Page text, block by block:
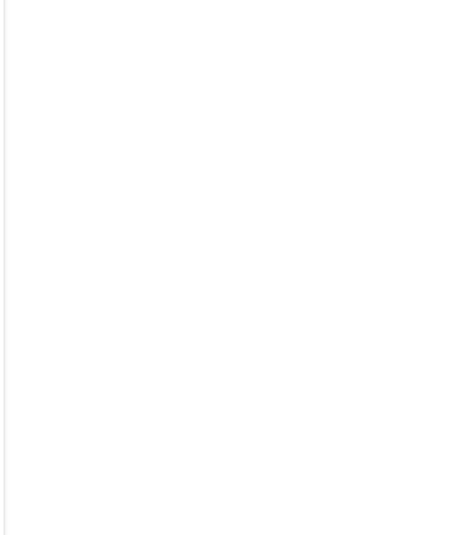
deltagare). Betalas in på
eller deltagaravgift vid val
i samband med att
på plats i cupen kommer att
om ert lag inte kan beredas
vid anmälan: